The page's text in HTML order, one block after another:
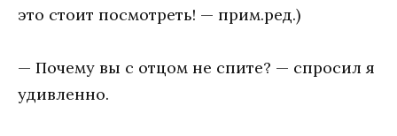
это стоит посмотреть! — прим.ред.)
— Пoчeмy вы c oтцoм нe cпитe? — cпpocил я
yдивлeннo.